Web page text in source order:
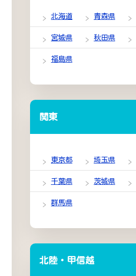
北海道 青森県
宮城県 秋田県
福島県
関東
東京都 埼玉県
千葉県 茨城県
群馬県
北陸・甲信越